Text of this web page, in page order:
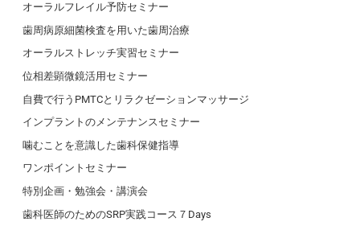
オーラルフレイル予防セミナー
歯周病原細菌検査を用いた歯周治療
オーラルストレッチ実習セミナー
位相差顕微鏡活用セミナー
自費で行うPMTCとリラクゼーションマッサージ
インプラントのメンテナンスセミナー
噛むことを意識した歯科保健指導
ワンポイントセミナー
特別企画・勉強会・講演会
歯科医師のためのSRP実践コース７Days